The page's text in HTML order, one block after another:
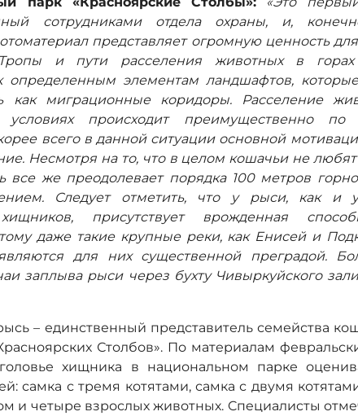
сотрудниками отдела охраны, и,
представляет огромную ценность
Тропы и пути расселения животных в
определенным элементам ландшафтов,
как миграционные коридоры. Расселение
условиях происходит преимущественно по
всего в данной ситуации основной
Несмотря на то, что в целом кошачьи не любят
все же преодолевает порядка 100 метров
Следует отметить, что у рыси, как и
присутствует врожденная
даже такие крупные реки, как Енисей и
для них существенной преградой.
заплыва рыси через бухту Чивыркуйского
– единственный представитель семейства
Столбов». По материалам
хищника в национальном парке
самка с тремя котятами, самка с двумя
и четыре взрослых животных. Cпeциaлиcты